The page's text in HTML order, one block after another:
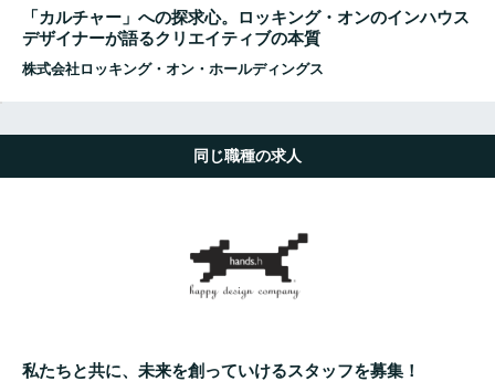
「カルチャー」への探求心。ロッキング・オンのインハウス
デザイナーが語るクリエイティブの本質
株式会社ロッキング・オン・ホールディングス
同じ職種の求人
私たちと共に、未来を創っていけるスタッフを募集！